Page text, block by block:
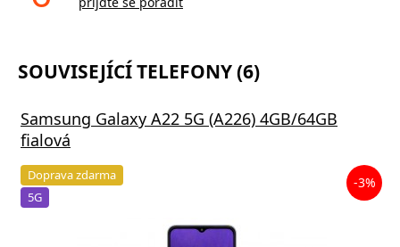
SOUVISEJÍCÍ TELEFONY (6)
Samsung Galaxy A22 5G (A226) 4GB/64GB
fialová
Doprava zdarma
5G
-3%